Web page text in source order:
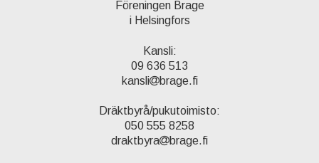
Föreningen Brage
i Helsingfors
Kansli:
09 636 513
kansli
brage.fi
Dräktbyrå/pukutoimisto:
050 555 8258
draktbyra
brage.fi